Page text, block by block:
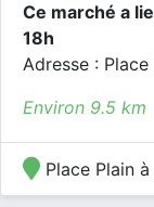
Ce marché a
18h
Adresse : Place
Environ 9.5 km
Place Plain